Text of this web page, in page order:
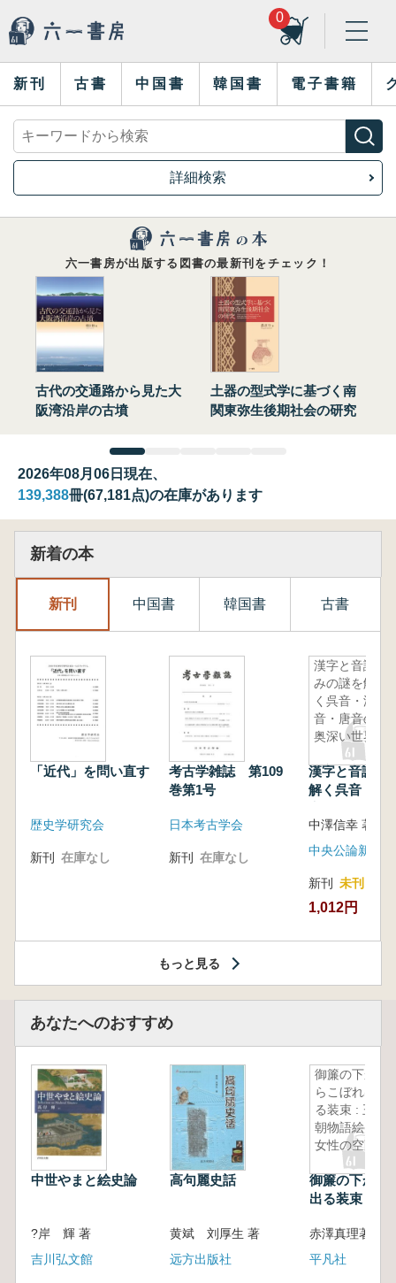
0
新刊 古書 中国書 韓国書 電子書籍
詳細検索
六一書房が出版する図書の最新刊をチェック！
古代の交通路から見た大
阪湾沿岸の古墳
土器の型式学に基づく南
関東弥生後期社会の研究
2026年08月06日現在、
139,388冊(67,181点)の在庫があります
新着の本
新刊 中国書 韓国書 古書
「近代」を問い直す
歴史学研究会
新刊 在庫なし
考古学雑誌 第109
巻第1号
日本考古学会
新刊 在庫なし
漢字と音読
みの謎を解
く呉音・漢
音・唐音の
奥深い世界
漢字と音読み
解く呉音・漢
中澤信幸 著
中央公論新社
新刊 未刊
1,012円
もっと見る
あなたへのおすすめ
中世やまと絵史論
?岸 輝 著
吉川弘文館
高句麗史話
黄斌 刘厚生 著
远方出版社
御簾の下か
らこぼれ出
る装束 : 王
朝物語絵と
女性の空間
御簾の下から
出る装束 : 王
赤澤真理著
平凡社